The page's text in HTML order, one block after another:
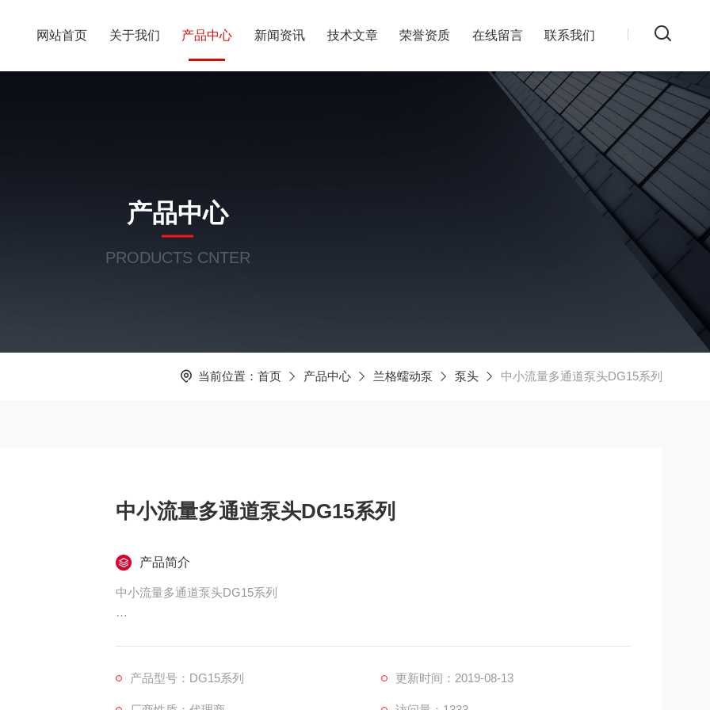
网站首页 关于我们 产品中心 新闻资讯 技术文章 荣誉资质 在线留言 联系我们
产品中心
PRODUCTS CNTER
当前位置： 首页 产品中心 兰格蠕动泵 泵头 中小流量多通道泵头DG15系列
中小流量多通道泵头DG15系列
产品简介
中小流量多通道泵头DG15系列
流量范围：-≤1800ml/min
产品型号：DG15系列 更新时间：2019-08-13